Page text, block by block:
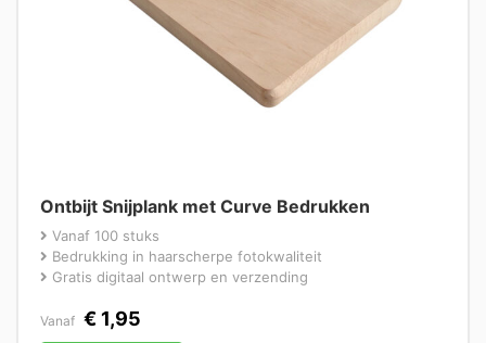
Ontbijt Snijplank met Curve Bedrukken
Vanaf 100 stuks
Bedrukking in haarscherpe fotokwaliteit
Gratis digitaal ontwerp en verzending
Vanaf € 1,95